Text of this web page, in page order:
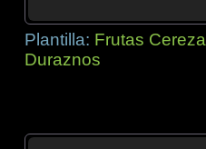
Plantilla: Frutas Cereza
Duraznos